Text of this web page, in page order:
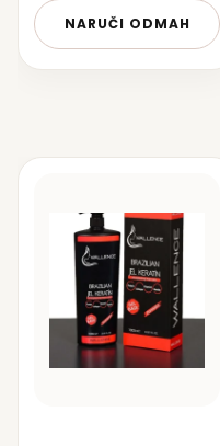
NARUČI ODMAH